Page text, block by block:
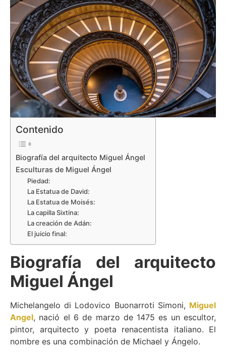
Contenido
Biografía del arquitecto Miguel Ángel
Esculturas de Miguel Ángel
Piedad:
La Estatua de David:
La Estatua de Moisés:
La capilla Sixtina:
La creación de Adán:
El juicio final:
Biografía del arquitecto
Miguel Ángel
Michelangelo di Lodovico Buonarroti Simoni, Miguel
Angel, nació el 6 de marzo de 1475 es un escultor,
pintor, arquitecto y poeta renacentista italiano. El
nombre es una combinación de Michael y Ángelo.